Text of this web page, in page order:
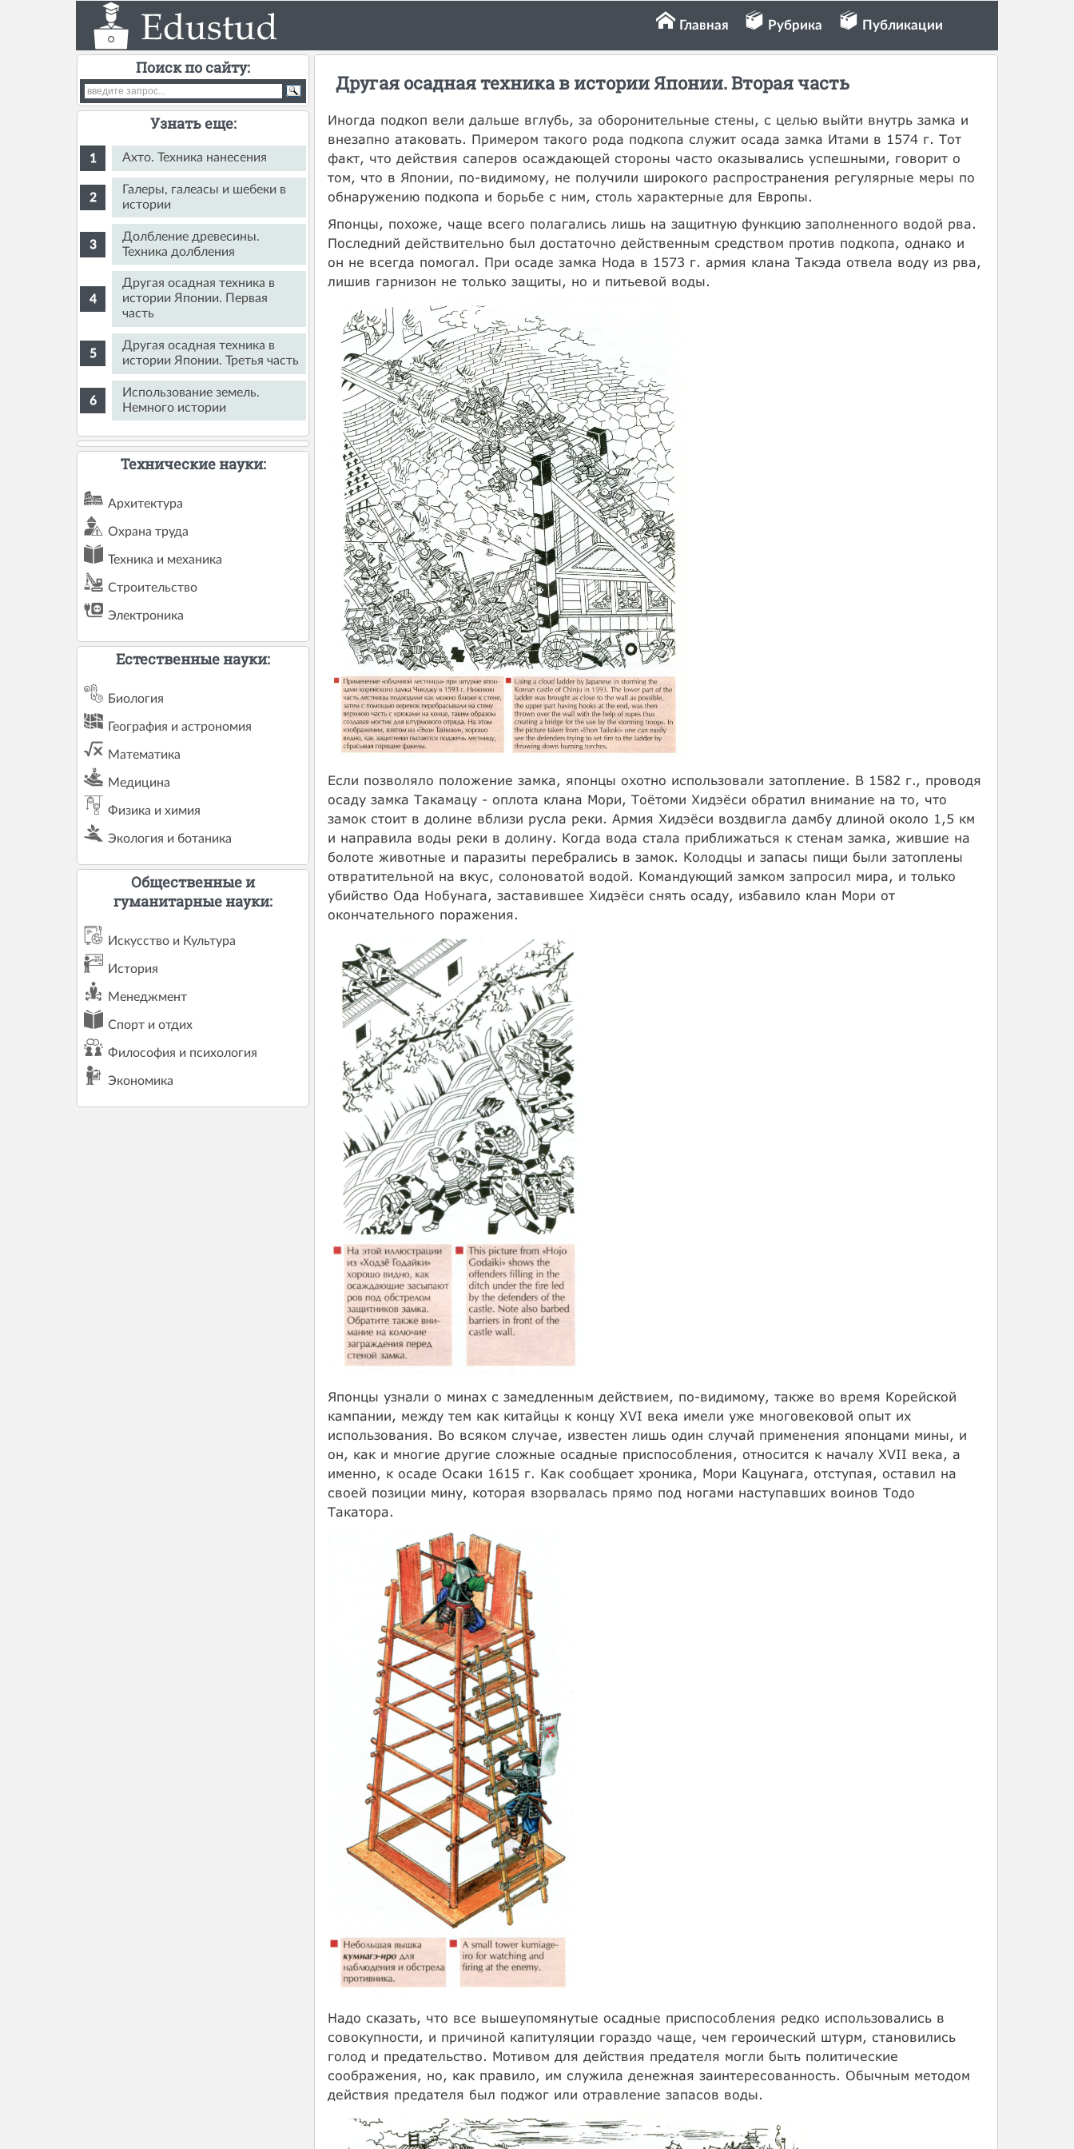
Главная Рубрика Публикации
Другая осадная техника в истории Японии. Вторая часть
Иногда подкоп вели дальше вглубь, за оборонительные стены, с целью выйти внутрь замка и
внезапно атаковать. Примером такого рода подкопа служит осада замка Итами в 1574 г. Тот
факт, что действия саперов осаждающей стороны часто оказывались успешными, говорит о
том, что в Японии, по-видимому, не получили широкого распространения регулярные меры по
обнаружению подкопа и борьбе с ним, столь характерные для Европы.
Японцы, похоже, чаще всего полагались лишь на защитную функцию заполненного водой рва.
Последний действительно был достаточно действенным средством против подкопа, однако и
он не всегда помогал. При осаде замка Нода в 1573 г. армия клана Такэда отвела воду из рва,
лишив гарнизон не только защиты, но и питьевой воды.
Если позволяло положение замка, японцы охотно использовали затопление. В 1582 г., проводя
осаду замка Такамацу - оплота клана Мори, Тоётоми Хидэёси обратил внимание на то, что
замок стоит в долине вблизи русла реки. Армия Хидэёси воздвигла дамбу длиной около 1,5 км
и направила воды реки в долину. Когда вода стала приближаться к стенам замка, жившие на
болоте животные и паразиты перебрались в замок. Колодцы и запасы пищи были затоплены
отвратительной на вкус, солоноватой водой. Командующий замком запросил мира, и только
убийство Ода Нобунага, заставившее Хидэёси снять осаду, избавило клан Мори от
окончательного поражения.
Японцы узнали о минах с замедленным действием, по-видимому, также во время Корейской
кампании, между тем как китайцы к концу XVI века имели уже многовековой опыт их
использования. Во всяком случае, известен лишь один случай применения японцами мины, и
он, как и многие другие сложные осадные приспособления, относится к началу XVII века, а
именно, к осаде Осаки 1615 г. Как сообщает хроника, Мори Кацунага, отступая, оставил на
своей позиции мину, которая взорвалась прямо под ногами наступавших воинов Тодо
Такатора.
Надо сказать, что все вышеупомянутые осадные приспособления редко использовались в
совокупности, и причиной капитуляции гораздо чаще, чем героический штурм, становились
голод и предательство. Мотивом для действия предателя могли быть политические
соображения, но, как правило, им служила денежная заинтересованность. Обычным методом
действия предателя был поджог или отравление запасов воды.
Поиск по сайту:
Узнать еще:
Ахто. Техника нанесения
Галеры, галеасы и шебеки в
истории
Долбление древесины.
Техника долбления
Другая осадная техника в
истории Японии. Первая
часть
Другая осадная техника в
истории Японии. Третья часть
Использование земель.
Немного истории
Технические науки:
Архитектура
Охрана труда
Техника и механика
Строительство
Электроника
Естественные науки:
Биология
География и астрономия
Математика
Медицина
Физика и химия
Экология и ботаника
Общественные и
гуманитарные науки:
Искусство и Культура
История
Менеджмент
Спорт и отдих
Философия и психология
Экономика